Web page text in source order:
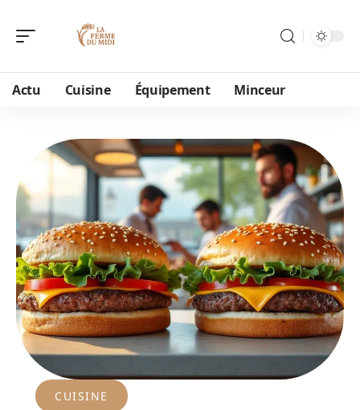
Actu Cuisine Équipement Minceur
CUISINE